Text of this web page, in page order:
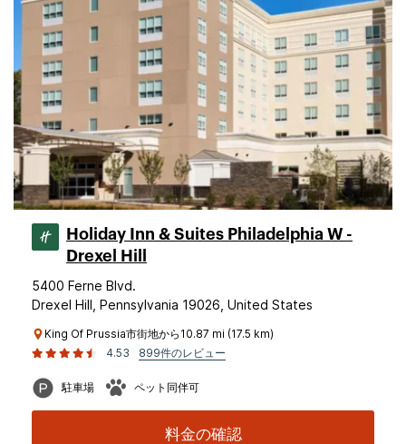
Holiday Inn & Suites Philadelphia W -
Drexel Hill
5400 Ferne Blvd.
Drexel Hill, Pennsylvania 19026, United States
King Of Prussia市街地から10.87 mi (17.5 km)
4.53
899件のレビュー
駐車場 ペット同伴可
料金の確認